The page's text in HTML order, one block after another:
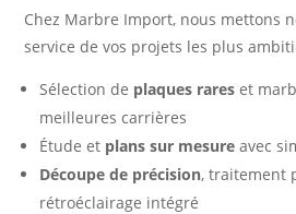
Chez Marbre Import, nous mettons
service de vos projets les plus
Sélection de plaques rares et
meilleures carrières
Étude et plans sur mesure avec
Découpe de précision, traitement
rétroéclairage intégré